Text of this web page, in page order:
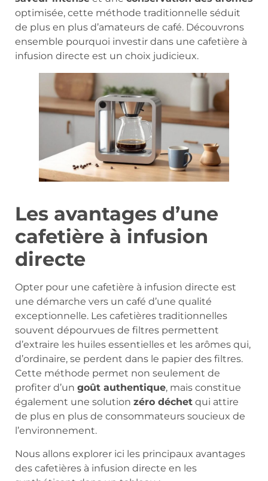
optimisée, cette méthode traditionnelle séduit
de plus en plus d’amateurs de café. Découvrons
ensemble pourquoi investir dans une cafetière à
infusion directe est un choix judicieux.
Les avantages d’une
cafetière à infusion
directe
Opter pour une cafetière à infusion directe est
une démarche vers un café d’une qualité
exceptionnelle. Les cafetières traditionnelles
souvent dépourvues de filtres permettent
d’extraire les huiles essentielles et les arômes qui,
d’ordinaire, se perdent dans le papier des filtres.
Cette méthode permet non seulement de
profiter d’un goût authentique, mais constitue
également une solution zéro déchet qui attire
de plus en plus de consommateurs soucieux de
l’environnement.
Nous allons explorer ici les principaux avantages
des cafetières à infusion directe en les